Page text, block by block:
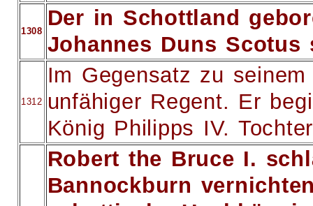
1308
Der in Schottland
Johannes Duns
1312
Im Gegensatz zu
unfähiger Regent. Er
König Philipps IV.
Robert the Bruce I.
Bannockburn